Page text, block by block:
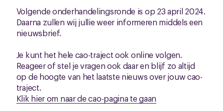
Volgende onderhandelingsronde is op 23 april 2024.
Daarna zullen wij jullie weer informeren middels een
nieuwsbrief.
Je kunt het hele cao-traject ook online volgen.
Reageer of stel je vragen ook daar en blijf zo altijd
op de hoogte van het laatste nieuws over jouw cao-
traject.
Klik hier om naar de cao-pagina te gaan